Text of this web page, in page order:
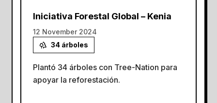
Iniciativa Forestal Global – Kenia
12 November 2024
34 árboles
Plantó 34 árboles con Tree-Nation para
apoyar la reforestación.